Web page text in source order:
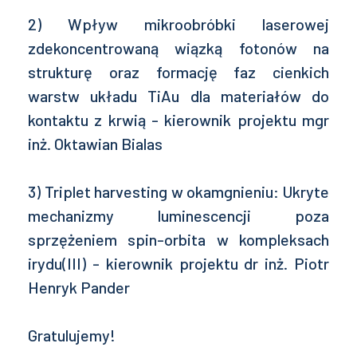
2) Wpływ mikroobróbki laserowej
zdekoncentrowaną wiązką fotonów na
strukturę oraz formację faz cienkich
warstw układu TiAu dla materiałów do
kontaktu z krwią - kierownik projektu mgr
inż. Oktawian Bialas
3) Triplet harvesting w okamgnieniu: Ukryte
mechanizmy luminescencji poza
sprzężeniem spin-orbita w kompleksach
irydu(III) - kierownik projektu dr inż. Piotr
Henryk Pander
Gratulujemy!